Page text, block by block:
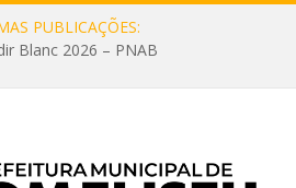
PUBLICAÇÕES:
Blanc 2026 – PNAB